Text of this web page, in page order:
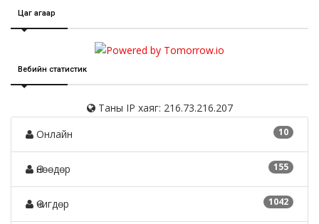
Цаг агаар
Вебийн статистик
Таны IP хаяг: 216.73.216.207
10
Онлайн
155
Өнөөдөр
1042
Өчигдөр